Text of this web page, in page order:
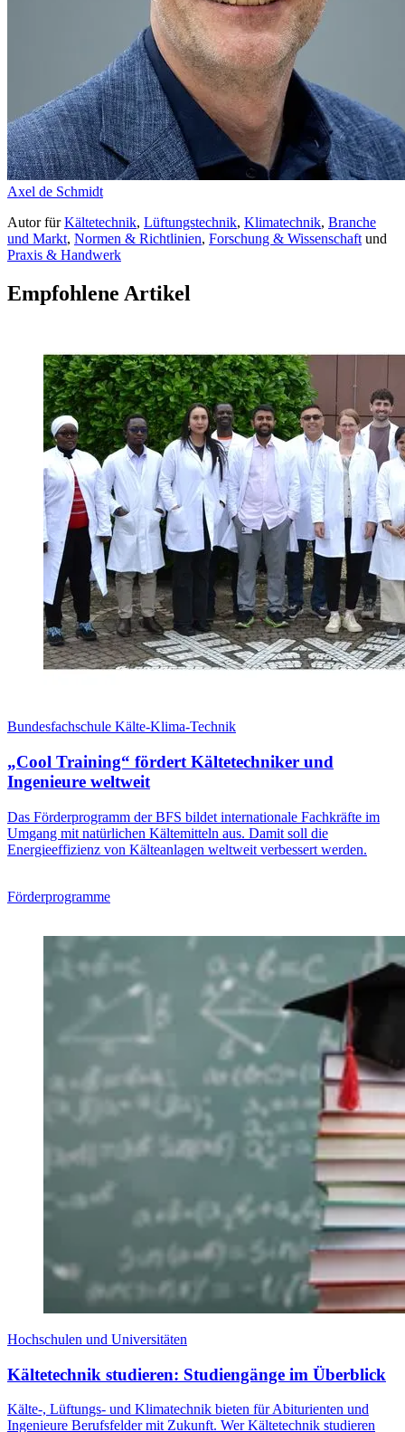
Axel de Schmidt
AutorfürKältetechnik, Lüftungstechnik, Klimatechnik, Branche
und Markt, Normen & Richtlinien, Forschung & Wissenschaft und
Praxis & Handwerk
Empfohlene Artikel
Bundesfachschule Kälte-Klima-Technik
„Cool Training“ fördert Kältetechniker und
Ingenieure weltweit
Das Förderprogramm der BFS bildet internationale Fachkräfte im
Umgang mit natürlichen Kältemitteln aus. Damit soll die
Energieeffizienz von Kälteanlagen weltweit verbessert werden.
Förderprogramme
Hochschulen und Universitäten
Kältetechnik studieren: Studiengänge im Überblick
Kälte-, Lüftungs- und Klimatechnik bieten für Abiturienten und
Ingenieure Berufsfelder mit Zukunft. Wer Kältetechnik studieren